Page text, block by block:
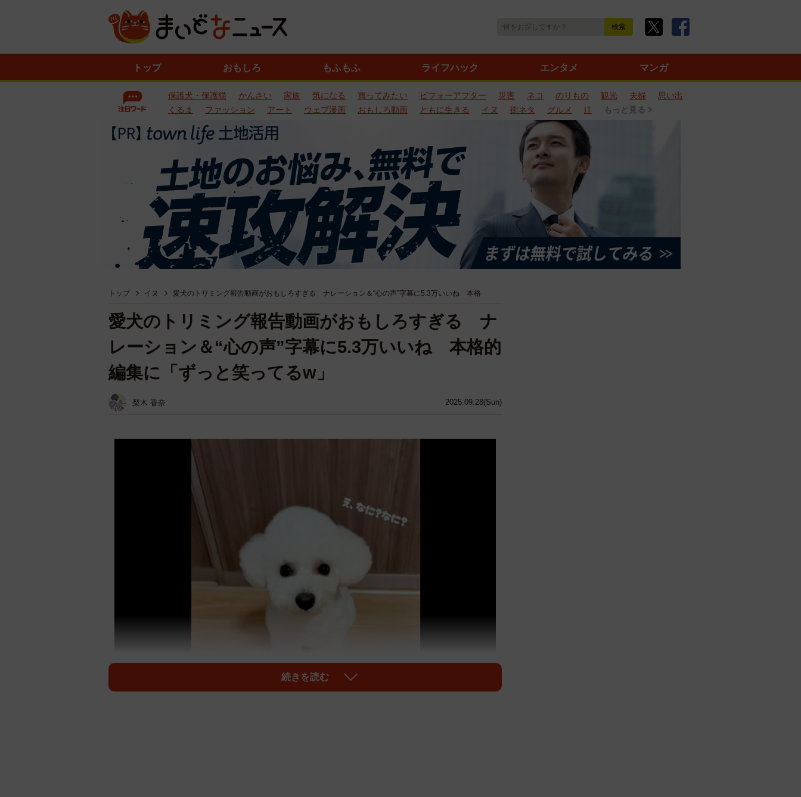
トップ おもしろ もふもふ ライフハック エンタメ マンガ
保護犬・保護猫 かんさい 家族 気になる 買ってみたい ビフォーアフター 災害 ネコ のりもの 観光 夫婦
思い出
くるま
ファッション アート ウェブ漫画 おもしろ動画 ともに生きる イヌ 街ネタ グルメ IT もっと見る
トップ イヌ 愛犬のトリミング報告動画がおもしろすぎる ナレーション＆“心の声”字幕に5.3万いいね 本格
2025.09.28(Sun)
愛犬のトリミング報告動画がおもしろすぎる ナ
レーション＆“心の声”字幕に5.3万いいね 本格的
編集に「ずっと笑ってるw」
梨木 香奈
続きを読む